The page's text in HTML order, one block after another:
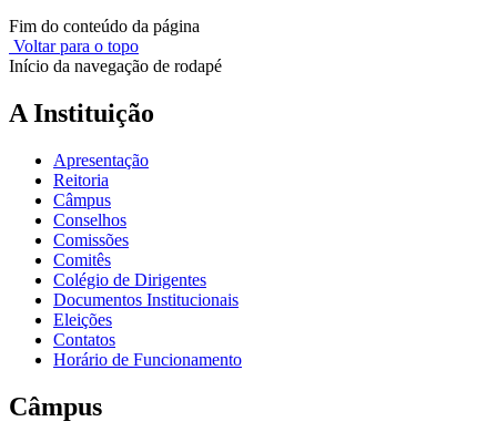
Fim do conteúdo da página
Voltar para o topo
Início da navegação de rodapé
A Instituição
Apresentação
Reitoria
Câmpus
Conselhos
Comissões
Comitês
Colégio de Dirigentes
Documentos Institucionais
Eleições
Contatos
Horário de Funcionamento
Câmpus